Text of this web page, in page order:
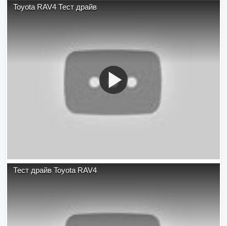
Toyota RAV4 Тест драйв
Тест драйв Toyota RAV4